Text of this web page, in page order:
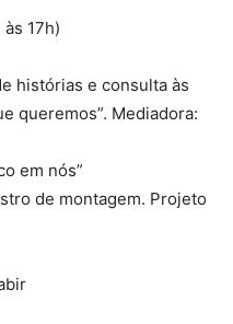
17h)
histórias e consulta às
queremos”. Mediadora:
em nós”
de montagem. Projeto